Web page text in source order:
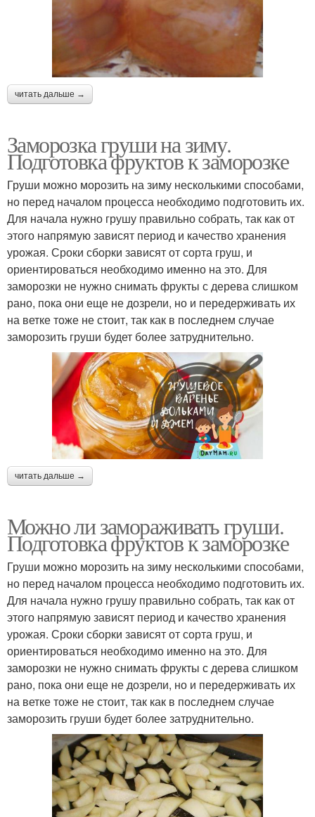
читать дальше →
Заморозка груши на зиму.
Подготовка фруктов к заморозке
Груши можно морозить на зиму несколькими способами,
но перед началом процесса необходимо подготовить их.
Для начала нужно грушу правильно собрать, так как от
этого напрямую зависят период и качество хранения
урожая. Сроки сборки зависят от сорта груш, и
ориентироваться необходимо именно на это. Для
заморозки не нужно снимать фрукты с дерева слишком
рано, пока они еще не дозрели, но и передерживать их
на ветке тоже не стоит, так как в последнем случае
заморозить груши будет более затруднительно.
читать дальше →
Можно ли замораживать груши.
Подготовка фруктов к заморозке
Груши можно морозить на зиму несколькими способами,
но перед началом процесса необходимо подготовить их.
Для начала нужно грушу правильно собрать, так как от
этого напрямую зависят период и качество хранения
урожая. Сроки сборки зависят от сорта груш, и
ориентироваться необходимо именно на это. Для
заморозки не нужно снимать фрукты с дерева слишком
рано, пока они еще не дозрели, но и передерживать их
на ветке тоже не стоит, так как в последнем случае
заморозить груши будет более затруднительно.